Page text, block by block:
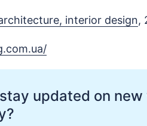
interior design,
updated on